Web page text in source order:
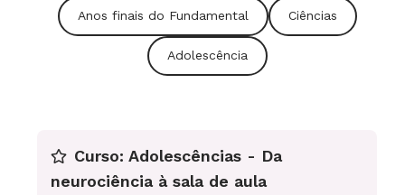
Anos finais do Fundamental Ciências
Adolescência
Curso: Adolescências - Da
neurociência à sala de aula